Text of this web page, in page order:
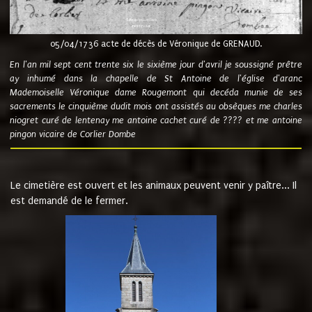
05/04/1736 acte de décès de Véronique de GRENAUD.
En l'an mil sept cent trente six le sixième jour d'avril je soussigné prêtre
ay inhumé dans la chapelle de St Antoine de l'église d'aranc
Mademoiselle Véronique dame Rougemont qui decéda munie de ses
sacrements le cinquième dudit mois ont assistés au obsèques me charles
niogret curé de lentenay me antoine cachet curé de ???? et me antoine
pingon vicaire de Corlier Dombe
Le cimetière est ouvert et les animaux peuvent venir y paître... Il
est demandé de le fermer.